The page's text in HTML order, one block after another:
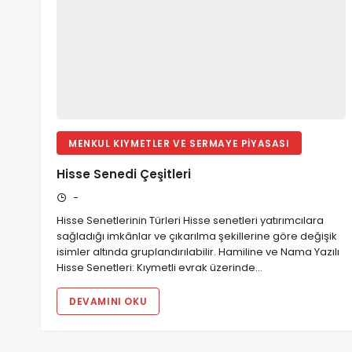
MENKUL KIYMETLER VE SERMAYE PIYASASI
Hisse Senedi Çeşitleri
-
Hisse Senetlerinin Türleri Hisse senetleri yatırımcılara
sağladığı imkânlar ve çıkarılma şekillerine göre değişik
isimler altında gruplandırılabilir. Hamiline ve Nama Yazılı
Hisse Senetleri: Kıymetli evrak üzerinde…
DEVAMINI OKU